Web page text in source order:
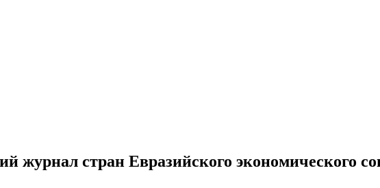
журнал стран Евразийского экономического